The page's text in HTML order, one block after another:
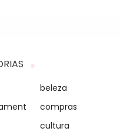
beleza
compras
cultura